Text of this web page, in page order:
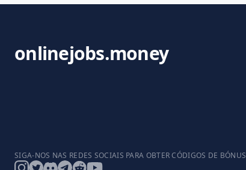
onlinejobs.money
SIGA-NOS NAS REDES SOCIAIS PARA OBTER CÓDIGOS DE BÓNUS